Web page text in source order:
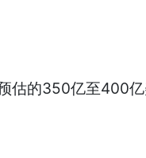
估的350亿至400